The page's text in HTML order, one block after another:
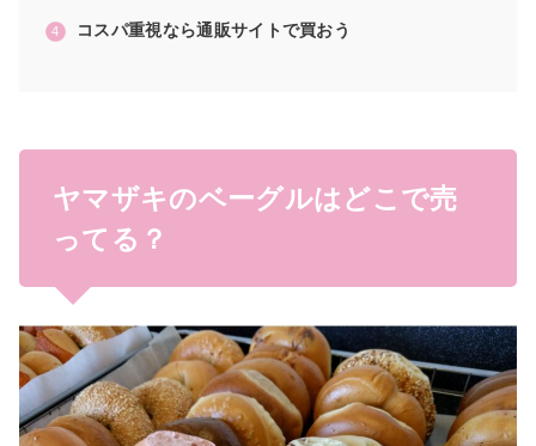
コスパ重視なら通販サイトで買おう
ヤマザキのベーグルはどこで売
ってる？